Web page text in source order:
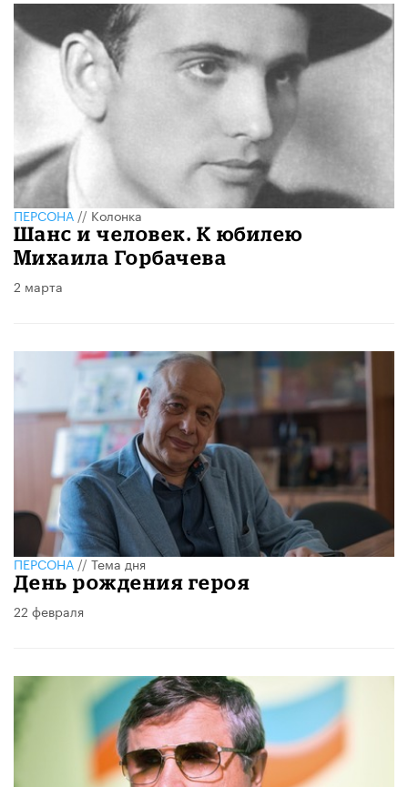
ПЕРСОНА //Колонка
Шанс и человек. К юбилею
Михаила Горбачева
2 марта
ПЕРСОНА//Тема дня
День рождения героя
22 февраля